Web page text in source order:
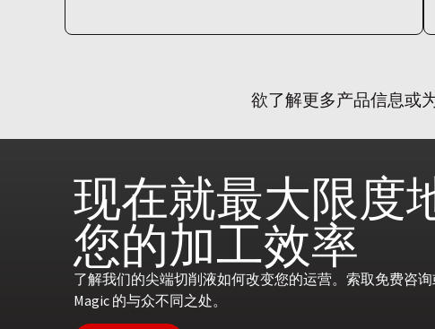
欲了解更多产品信息或
现在就最大限度
您的加工效率
了解我们的尖端切削液如何改变您的运营。索取免费咨
Magic 的与众不同之处。